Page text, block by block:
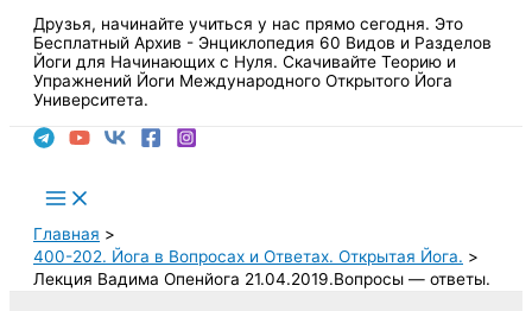
Друзья, начинайте учиться у нас прямо сегодня. Это
Бесплатный Архив - Энциклопедия 60 Видов и Разделов
Йоги для Начинающих с Нуля. Скачивайте Теорию и
Упражнений Йоги Международного Открытого Йога
Университета.
Main
Menu
Главная
400-202. Йога в Вопросах и Ответах. Открытая Йога.
Лекция Вадима Опенйога 21.04.2019.Вопросы — ответы.